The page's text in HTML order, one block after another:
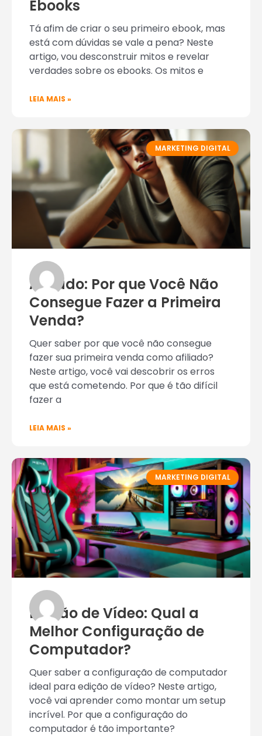
Ebooks
Tá afim de criar o seu primeiro ebook, mas
está com dúvidas se vale a pena? Neste
artigo, vou desconstruir mitos e revelar
verdades sobre os ebooks. Os mitos e
LEIA MAIS »
MARKETING DIGITAL
Afiliado: Por que Você Não
Consegue Fazer a Primeira
Venda?
Quer saber por que você não consegue
fazer sua primeira venda como afiliado?
Neste artigo, você vai descobrir os erros
que está cometendo. Por que é tão difícil
fazer a
LEIA MAIS »
MARKETING DIGITAL
Edição de Vídeo: Qual a
Melhor Configuração de
Computador?
Quer saber a configuração de computador
ideal para edição de vídeo? Neste artigo,
você vai aprender como montar um setup
incrível. Por que a configuração do
computador é tão importante?